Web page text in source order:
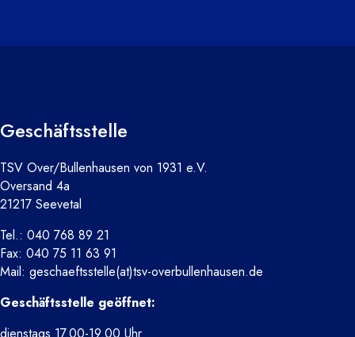
Geschäftsstelle
TSV Over/Bullenhausen von 1931 e.V.
Oversand 4a
21217 Seevetal
Tel.: 040 768 89 21
Fax: 040 75 11 63 91
Mail: geschaeftsstelle(at)tsv-overbullenhausen.de
Geschäftsstelle geöffnet: